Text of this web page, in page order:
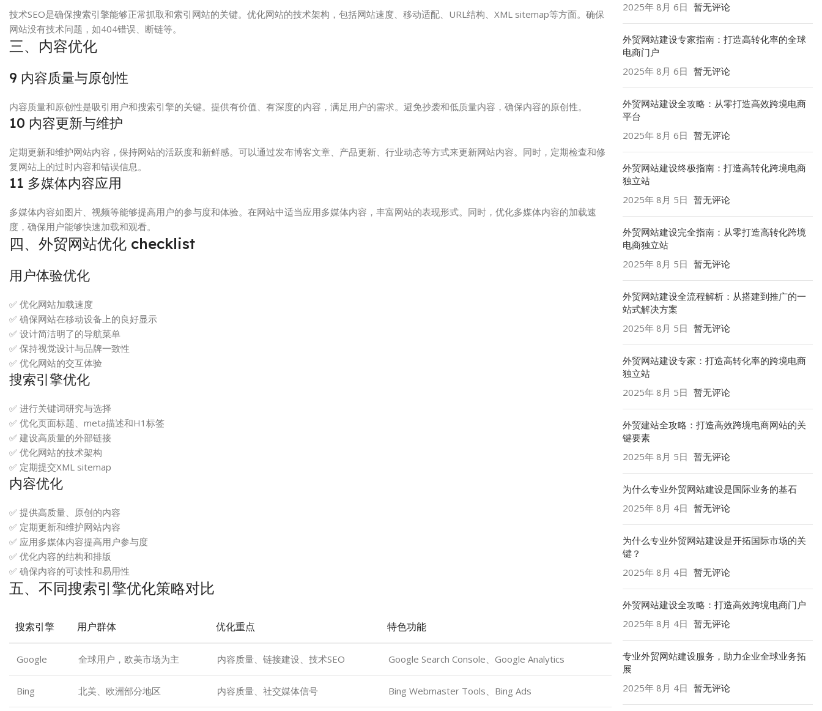
技术SEO是确保搜索引擎能够正常抓取和索引网站的关键。优化网站的技术架构，包括网站速度、移动适配、URL结构、XML sitemap等方面。确保
网站没有技术问题，如404错误、断链等。
三、内容优化
9 内容质量与原创性
内容质量和原创性是吸引用户和搜索引擎的关键。提供有价值、有深度的内容，满足用户的需求。避免抄袭和低质量内容，确保内容的原创性。
10 内容更新与维护
定期更新和维护网站内容，保持网站的活跃度和新鲜感。可以通过发布博客文章、产品更新、行业动态等方式来更新网站内容。同时，定期检查和修
复网站上的过时内容和错误信息。
11 多媒体内容应用
多媒体内容如图片、视频等能够提高用户的参与度和体验。在网站中适当应用多媒体内容，丰富网站的表现形式。同时，优化多媒体内容的加载速
度，确保用户能够快速加载和观看。
四、外贸网站优化 checklist
用户体验优化
✅ 优化网站加载速度
✅ 确保网站在移动设备上的良好显示
✅ 设计简洁明了的导航菜单
✅ 保持视觉设计与品牌一致性
✅ 优化网站的交互体验
搜索引擎优化
✅ 进行关键词研究与选择
✅ 优化页面标题、meta描述和H1标签
✅ 建设高质量的外部链接
✅ 优化网站的技术架构
✅ 定期提交XML sitemap
内容优化
✅ 提供高质量、原创的内容
✅ 定期更新和维护网站内容
✅ 应用多媒体内容提高用户参与度
✅ 优化内容的结构和排版
✅ 确保内容的可读性和易用性
五、不同搜索引擎优化策略对比
搜索引擎 用户群体 优化重点 特色功能
Google 全球用户，欧美市场为主 内容质量、链接建设、技术SEO Google Search Console、Google Analytics
Bing 北美、欧洲部分地区 内容质量、社交媒体信号 Bing Webmaster Tools、Bing Ads
2025年 8月 6日 暂无评论
外贸网站建设专家指南：打造高转化率的全球
电商门户
2025年 8月 6日 暂无评论
外贸网站建设全攻略：从零打造高效跨境电商
平台
2025年 8月 6日 暂无评论
外贸网站建设终极指南：打造高转化跨境电商
独立站
2025年 8月 5日 暂无评论
外贸网站建设完全指南：从零打造高转化跨境
电商独立站
2025年 8月 5日 暂无评论
外贸网站建设全流程解析：从搭建到推广的一
站式解决方案
2025年 8月 5日 暂无评论
外贸网站建设专家：打造高转化率的跨境电商
独立站
2025年 8月 5日 暂无评论
外贸建站全攻略：打造高效跨境电商网站的关
键要素
2025年 8月 5日 暂无评论
为什么专业外贸网站建设是国际业务的基石
2025年 8月 4日 暂无评论
为什么专业外贸网站建设是开拓国际市场的关
键？
2025年 8月 4日 暂无评论
外贸网站建设全攻略：打造高效跨境电商门户
2025年 8月 4日 暂无评论
专业外贸网站建设服务，助力企业全球业务拓
展
2025年 8月 4日 暂无评论